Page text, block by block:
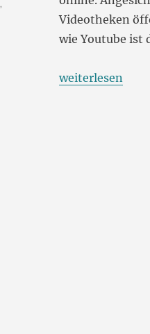
Videotheken
wie Youtube ist
weiterlesen
,